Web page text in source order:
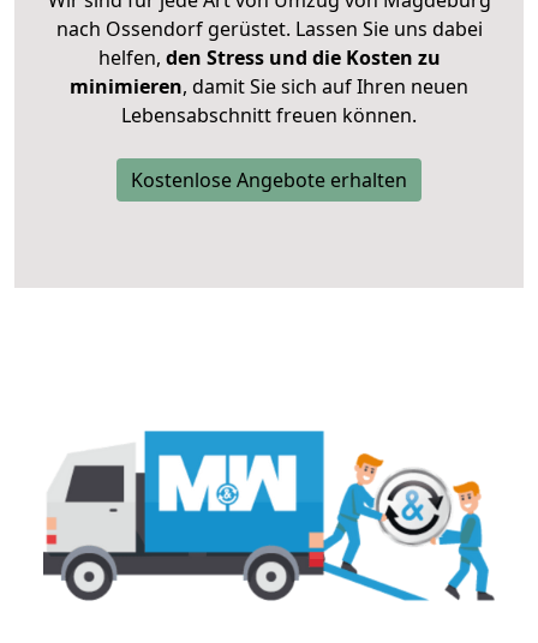
nach Ossendorf gerüstet. Lassen Sie uns dabei
helfen, den Stress und die Kosten zu
minimieren, damit Sie sich auf Ihren neuen
Lebensabschnitt freuen können.
Kostenlose Angebote erhalten